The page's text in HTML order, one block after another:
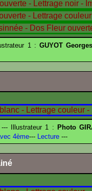
1 : GUYOT
--- Illustrateur 1 : Photo
4ème--- Lecture ---